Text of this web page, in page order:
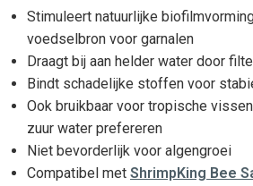
Stimuleert natuurlijke
voedselbron voor garnalen
Draagt bij aan helder water door
Bindt schadelijke stoffen voor
Ook bruikbaar voor tropische
zuur water prefereren
Niet bevorderlijk voor algengroei
Compatibel met ShrimpKing Bee